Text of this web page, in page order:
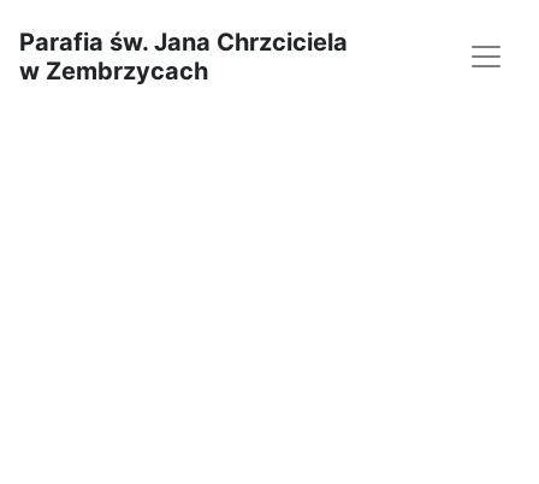
Parafia św. Jana Chrzciciela
w Zembrzycach